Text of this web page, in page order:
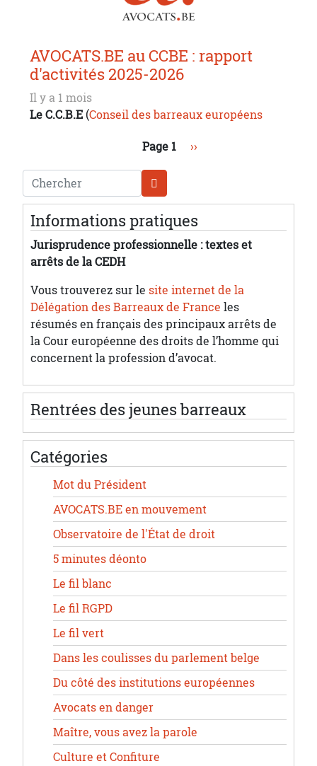
AVOCATS.BE au CCBE : rapport
d'activités 2025-2026
Il y a 1 mois
Le C.C.B.E (Conseil des barreaux européens
Page 1 Page suivante
››
Chercher
Informations pratiques
Jurisprudence professionnelle : textes et
arrêts de la CEDH
Vous trouverez sur le site internet de la
Délégation des Barreaux de France les
résumés en français des principaux arrêts de
la Cour européenne des droits de l’homme qui
concernent la profession d’avocat.
Rentrées des jeunes barreaux
Catégories
Mot du Président
AVOCATS.BE en mouvement
Observatoire de l'État de droit
5 minutes déonto
Le fil blanc
Le fil RGPD
Le fil vert
Dans les coulisses du parlement belge
Du côté des institutions européennes
Avocats en danger
Maître, vous avez la parole
Culture et Confiture